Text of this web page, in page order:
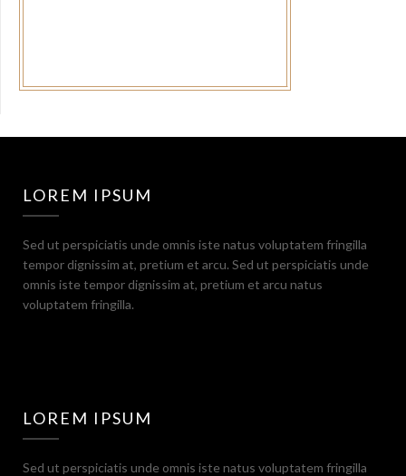
LOREM IPSUM
Sed ut perspiciatis unde omnis iste natus voluptatem fringilla
tempor dignissim at, pretium et arcu. Sed ut perspiciatis unde
omnis iste tempor dignissim at, pretium et arcu natus
voluptatem fringilla.
LOREM IPSUM
Sed ut perspiciatis unde omnis iste natus voluptatem fringilla